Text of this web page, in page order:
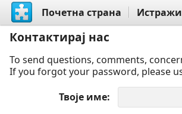
Почетна страна Истражи
Контактирај нас
To send questions, comments,
If you forgot your password, please
Твоје име